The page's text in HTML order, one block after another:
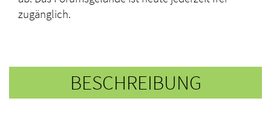
zugänglich.
BESCHREIBUNG